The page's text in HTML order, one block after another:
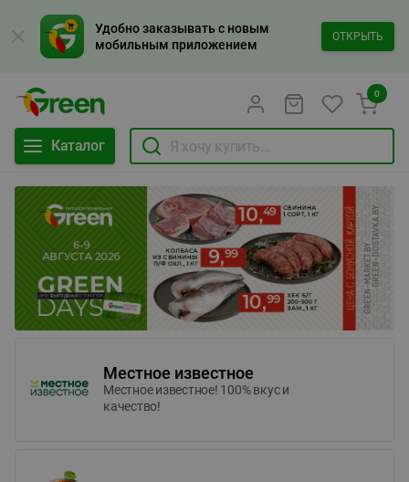
Удобно заказывать с новым
мобильным приложением
ОТКРЫТЬ
Каталог
0
Местное известное
Местное известное! 100% вкус и
качество!